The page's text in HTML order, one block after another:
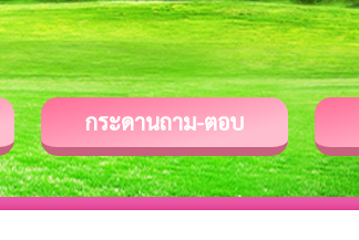
กระดานถาม-ตอบ